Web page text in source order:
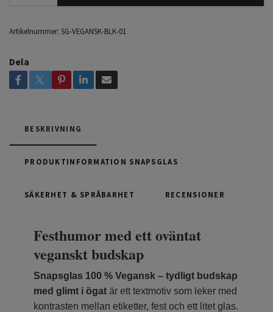
Artikelnummer: SG-VEGANSK-BLK-01
Dela
BESKRIVNING
PRODUKTINFORMATION SNAPSGLAS
SÄKERHET & SPRÅBARHET RECENSIONER
Festhumor med ett oväntat
veganskt budskap
Snapsglas 100 % Vegansk – tydligt budskap
med glimt i ögat är ett textmotiv som leker med
kontrasten mellan etiketter, fest och ett litet glas.